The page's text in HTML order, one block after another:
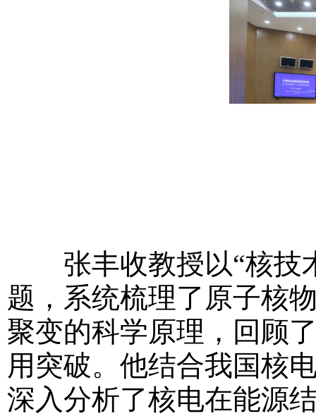
张丰收教授以“核技
题，系统梳理了原子核
聚变的科学原理，回顾
用突破。他结合我国核
深入分析了核电在能源